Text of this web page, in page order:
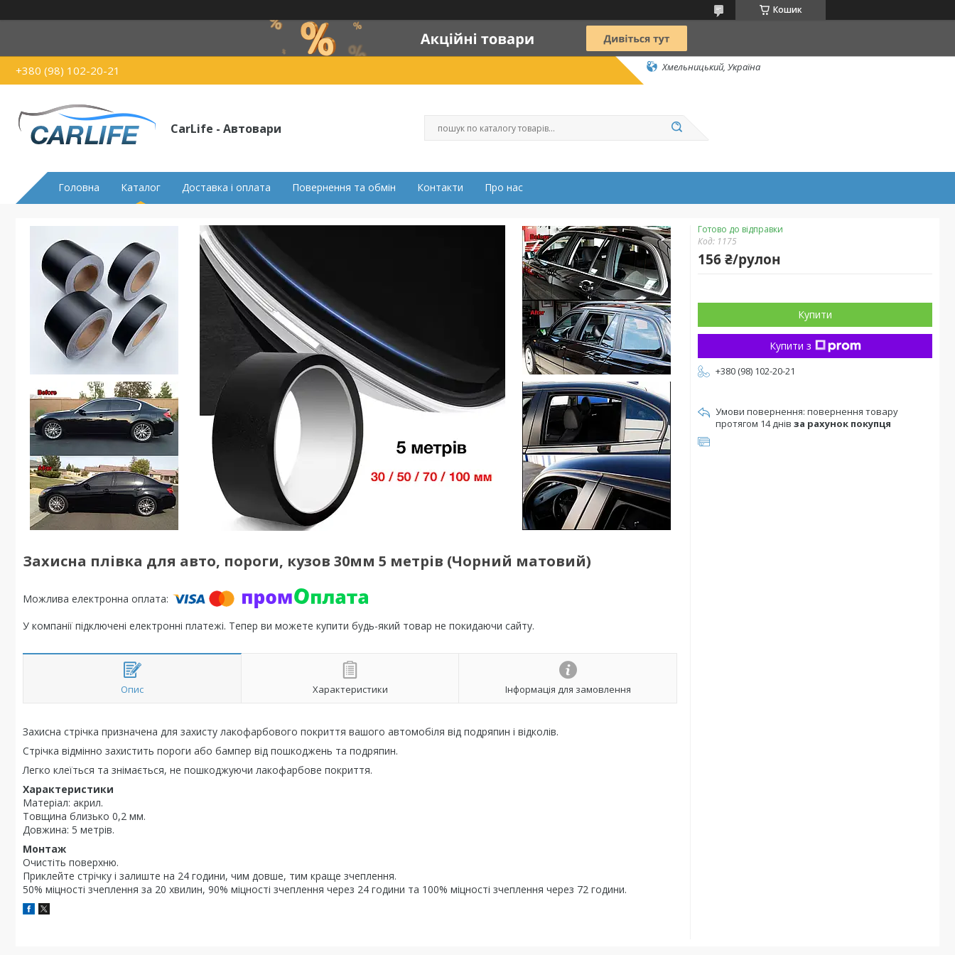
Кошик
+380 (98) 102-20-21 Хмельницький, Україна
CarLife - Автовари
Головна Каталог Доставка і оплата Повернення та обмін Контакти Про нас
Захисна плівка для авто, пороги, кузов 30мм 5 метрів (Чорний матовий)
У компанії підключені електронні платежі. Тепер ви можете купити будь-який товар не покидаючи сайту.
Опис Характеристики Інформація для замовлення
Захисна стрічка призначена для захисту лакофарбового покриття вашого автомобіля від подряпин і відколів.
Стрічка відмінно захистить пороги або бампер від пошкоджень та подряпин.
Легко клеїться та знімається, не пошкоджуючи лакофарбове покриття.
Характеристики
Матеріал: акрил.
Товщина близько 0,2 мм.
Довжина: 5 метрів.
Монтаж
Очистіть поверхню.
Приклейте стрічку і залиште на 24 години, чим довше, тим краще зчеплення.
50% міцності зчеплення за 20 хвилин, 90% міцності зчеплення через 24 години та 100% міцності зчеплення через 72 години.
Готово до відправки
Код: 1175
156 ₴/рулон
Купити
Купити з
+380 (98) 102-20-21
повернення товару
протягом 14 днів за рахунок покупця